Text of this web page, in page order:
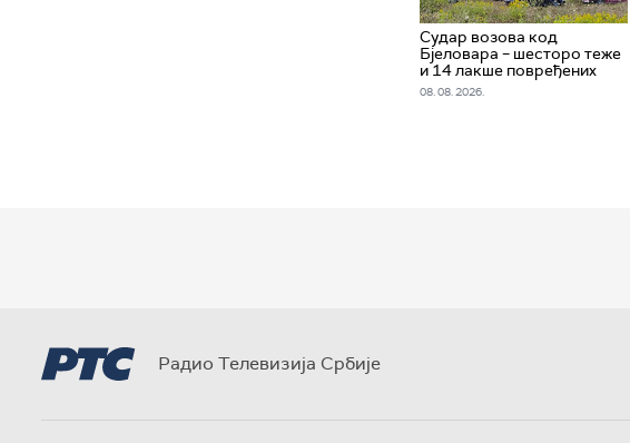
Судар возова код
Бјеловара – шесторо теже
и 14 лакше повређених
08. 08. 2026.
Радио Телевизија Србије